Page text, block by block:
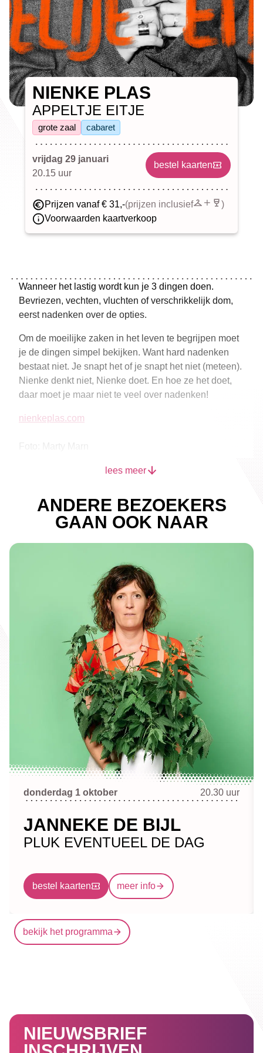
NIENKE PLAS
APPELTJE EITJE
grote zaal cabaret
vrijdag 29 januari
20.15 uur
bestel kaarten
Prijzen vanaf € 31,-(prijzen inclusief
)
Voorwaarden kaartverkoop
Wanneer het lastig wordt kun je 3 dingen doen.
Bevriezen, vechten, vluchten of verschrikkelijk dom,
eerst nadenken over de opties.
Om de moeilijke zaken in het leven te begrijpen moet
je de dingen simpel bekijken. Want hard nadenken
bestaat niet. Je snapt het of je snapt het niet (meteen).
Nienke denkt niet, Nienke doet. En hoe ze het doet,
daar moet je maar niet te veel over nadenken!
nienkeplas.com
lees meer
ANDERE BEZOEKERS
GAAN OOK NAAR
donderdag 1 oktober 20.30 uur
JANNEKE DE BIJL
PLUK EVENTUEEL DE DAG
bestel kaarten meer info
bekijk het programma
NIEUWSBRIEF